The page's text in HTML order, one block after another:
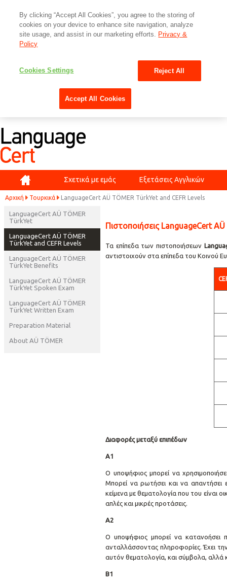
ΑρχικήΣχετικά με εμάς Εξετάσεις Αγγλικών
Αρχική Τουρκικά LanguageCert AÜ TÖMER TürkYet and CEFR Levels
LanguageCert AÜ TÖMER
TürkYet
LanguageCert AÜ TÖMER
TürkYet and CEFR Levels
LanguageCert AÜ TÖMER
TürkYet Benefits
LanguageCert AÜ TÖMER
TürkYet Spoken Exam
LanguageCert AÜ TÖMER
TürkYet Written Exam
Preparation Material
About AÜ TÖMER
Πιστοποιήσεις LanguageCert
Τα επίπεδα των πιστοποιήσεων
αντιστοιχούν στα επίπεδα του Κοινού
Διαφορές μεταξύ επιπέδων
Α1
Ο υποψήφιος μπορεί να
Μπορεί να ρωτήσει και να απαντήσει
κείμενα με θεματολογία που του είναι
απλές και μικρές προτάσεις.
Α2
Ο υποψήφιος μπορεί να κατανοήσει
ανταλλάσσοντας πληροφορίες. Έχει
αυτόν θεματολογία, και σύμβολα, αλλά
Β1
By clicking “Accept All Cookies”, you agree to the storing of
cookies on your device to enhance site navigation, analyze
site usage, and assist in our marketing efforts. Privacy &
Policy
Cookies Settings Reject All
Accept All Cookies